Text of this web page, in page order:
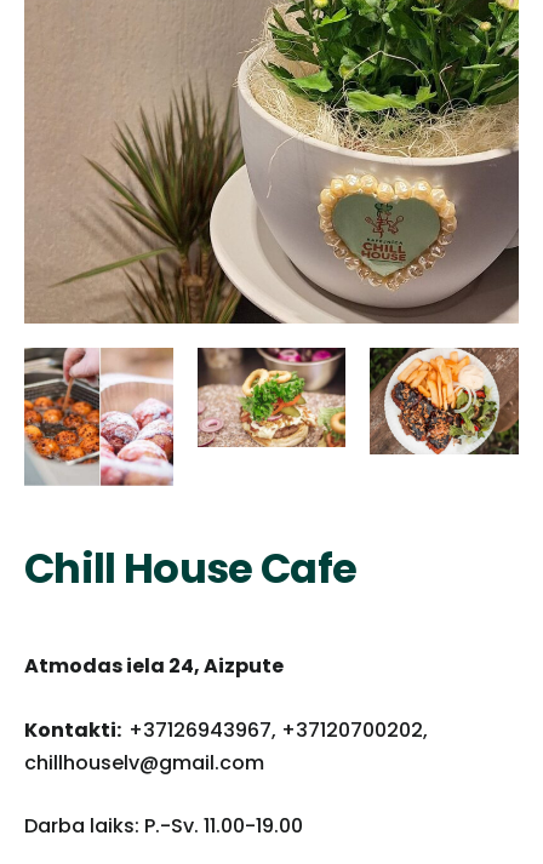
Chill House Cafe
Atmodas iela 24, Aizpute
Kontakti: +37126943967, +37120700202,
chillhouselv@gmail.com
Darba laiks: P.-Sv. 11.00-19.00